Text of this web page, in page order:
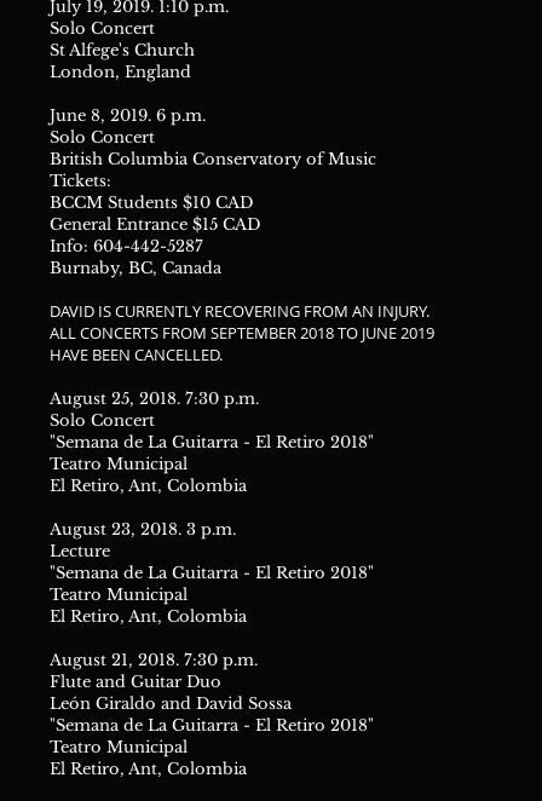
July 19, 2019. 1:10 p.m.
Solo Concert
St Alfege's Church
London, England
June 8, 2019. 6 p.m.
Solo Concert
British Columbia Conservatory of Music
Tickets:
BCCM Students $10 CAD
General Entrance $15 CAD
Info: 604-442-5287
Burnaby, BC, Canada
DAVID IS CURRENTLY RECOVERING FROM AN INJURY.
ALL CONCERTS FROM SEPTEMBER 2018 TO JUNE 2019
HAVE BEEN CANCELLED.
August 25, 2018. 7:30 p.m.
Solo Concert
"Semana de La Guitarra - El Retiro 2018"
Teatro Municipal
El Retiro, Ant, Colombia
August 23, 2018. 3 p.m.
Lecture
"Semana de La Guitarra - El Retiro 2018"
Teatro Municipal
El Retiro, Ant, Colombia
August 21, 2018. 7:30 p.m.
Flute and Guitar Duo
León Giraldo and David Sossa
"Semana de La Guitarra - El Retiro 2018"
Teatro Municipal
El Retiro, Ant, Colombia